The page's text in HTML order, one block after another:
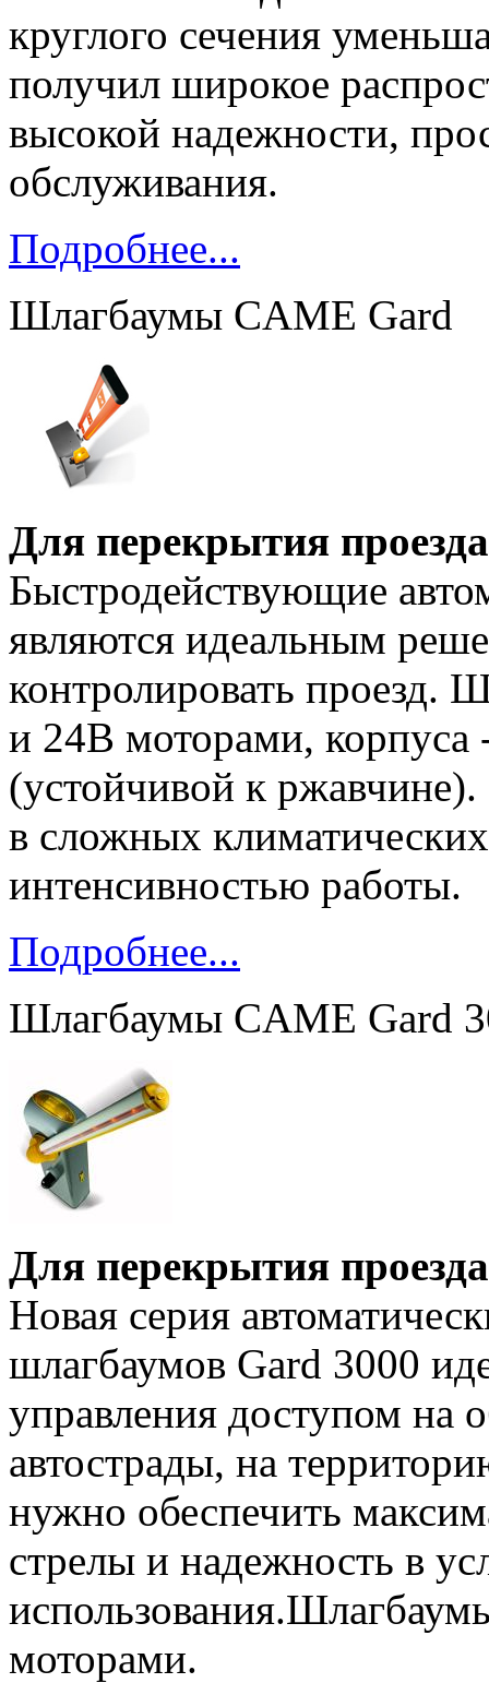
круглого сечения
получил широкое
высокой надежности,
обслуживания.
Подробнее...
Шлагбаумы CAME Gard
Для перекрытия
Быстродействующие
являются идеальным
контролировать проезд.
и 24В моторами, корпуса
(устойчивой к
в сложных
интенсивностью работы.
Подробнее...
Шлагбаумы CAME Gard
Для перекрытия
Новая серия
шлагбаумов Gard 3000
управления доступом на
автострады, на
нужно обеспечить
стрелы и надежность в
моторами.